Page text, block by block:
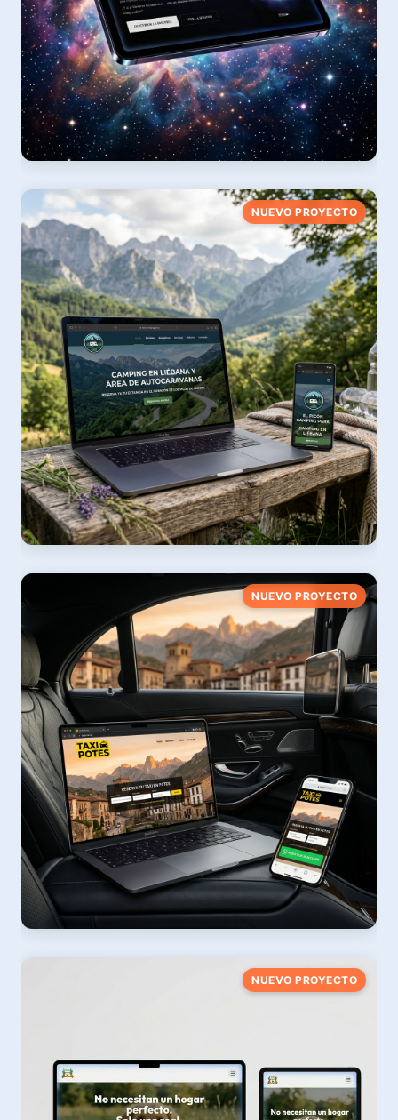
Manuergia
Trilogía Literaria & Pensamiento Universal
Ver web
NUEVO PROYECTO
Área de Autocaravanas & Camping · Liébana
Ver web
NUEVO PROYECTO
Servicio de Taxi 24h & Traslados · Picos de Europa
NUEVO PROYECTO